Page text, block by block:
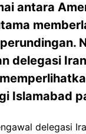
antara
delegasi
Islamabad
delegasi